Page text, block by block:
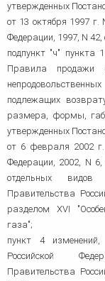
утвержденных
от 13 октября 1997 г.
Федерации, 1997, N 42,
подпункт "ч" пункта
Правила продажи
подлежащих
размера, формы,
утвержденных
от 6 февраля 2002 г.
Федерации, 2002, N
отдельных видов
Правительства
разделом XVI
газа";
пункт 4
Российской
Правительства